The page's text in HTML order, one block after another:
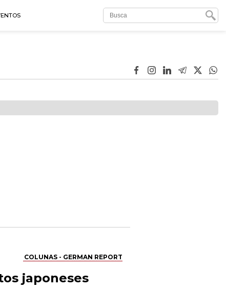
COLUNAS - GERMAN REPORT
japoneses